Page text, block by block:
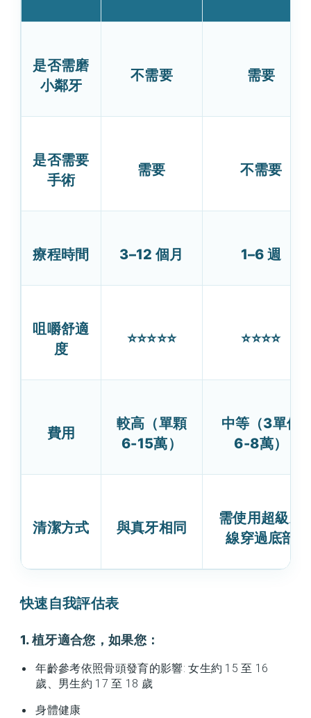
是否需磨
小鄰牙
不需要 需要
是否需要
手術
需要 不需要
療程時間 3–12 個月 1–6 週
咀嚼舒適
度
⭐⭐⭐⭐⭐ ⭐⭐⭐⭐
費用
較高（單顆
6-15萬）
中等（3單位
6-8萬）
清潔方式 與真牙相同
需使用超級牙
線穿過底部
快速自我評估表
1. 植牙適合您，如果您：
年齡參考依照骨頭發育的影響: 女生約 15 至 16
歲、男生約 17 至 18 歲
身體健康